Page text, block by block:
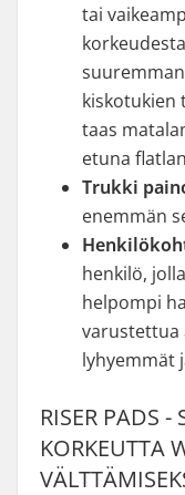
tai
kiskotukien
taas
etuna
Trukki
enemmän
henkilö,
helpompi
varustettua
lyhyemmät
RISER PADS -
KORKEUTTA